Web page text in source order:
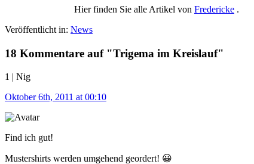
Hier finden Sie alle Artikel von Fredericke .
Veröffentlicht in: News
18 Kommentare auf "Trigema im Kreislauf"
1 | Nig
Oktober 6th, 2011 at 00:10
Find ich gut!
Mustershirts werden umgehend geordert! 😀